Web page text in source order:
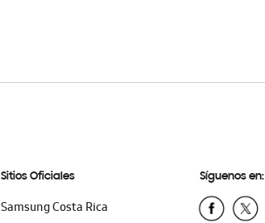
Sitios Oficiales
Samsung Costa Rica
Síguenos en: